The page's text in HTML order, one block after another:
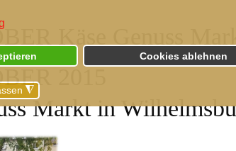
◮
Cookies ablehnen
Käse Genuss
2015
Markt in